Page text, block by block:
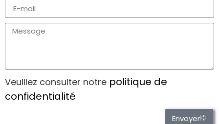
Veuillez consulter notre politique de
confidentialité
Envoyer